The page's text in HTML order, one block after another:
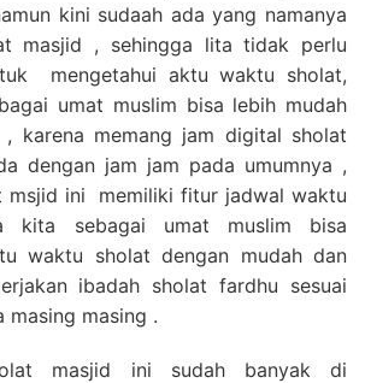
kini sudaah ada yang namanya
masjid , sehingga lita tidak perlu
mengetahui aktu waktu sholat,
umat muslim bisa lebih mudah
karena memang jam digital sholat
dengan jam jam pada umumnya ,
msjid ini memiliki fitur jadwal waktu
kita sebagai umat muslim bisa
waktu sholat dengan mudah dan
ibadah sholat fardhu sesuai
masing masing .
masjid ini sudah banyak di